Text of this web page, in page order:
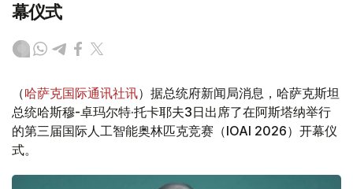
幕仪式
（哈萨克国际通讯社讯）据总统府新闻局消息，哈萨克斯坦
总统哈斯穆-卓玛尔特·托卡耶夫3日出席了在阿斯塔纳举行
的第三届国际人工智能奥林匹克竞赛（IOAI 2026）开幕仪
式。